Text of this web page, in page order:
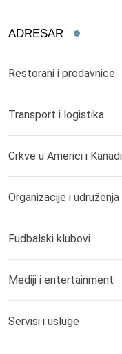
ADRESAR
Restorani i prodavnice
Transport i logistika
Crkve u Americi i Kanadi
Organizacije i udruženja
Fudbalski klubovi
Mediji i entertainment
Servisi i usluge